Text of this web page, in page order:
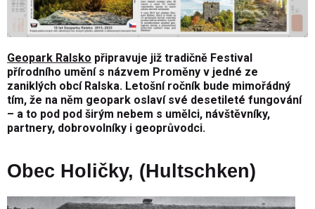
Geopark Ralsko připravuje již tradičně Festival
přírodního umění s názvem Proměny v jedné ze
zaniklých obcí Ralska. Letošní ročník bude mimořádný
tím, že na něm geopark oslaví své desetileté fungování
– a to pod pod širým nebem s umělci, návštěvníky,
partnery, dobrovolníky i geoprůvodci.
Obec Holičky, (Hultschken)